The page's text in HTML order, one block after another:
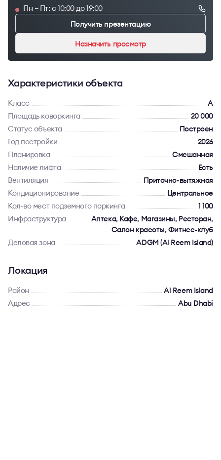
Пн – Пт: с 10:00 до 19:00
Получить презентацию
Назначить просмотр
Характеристики объекта
Класс
A
Площадь коворкинга
20 000
Статус объекта
Построен
Год постройки
2026
Планировка
Смешанная
Наличие лифта
Есть
Вентиляция
Приточно-вытяжная
Кондиционирование
Центральное
Кол-во мест подземного паркинга
1 100
Инфраструктура
Аптека, Кафе, Магазины, Ресторан,
Салон красоты, Фитнес-клуб
Деловая зона
ADGM (Al Reem Island)
Локация
Район
Al Reem Island
Адрес
Abu Dhabi